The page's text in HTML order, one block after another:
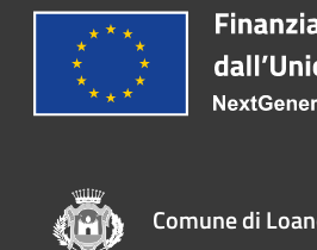
Comune di